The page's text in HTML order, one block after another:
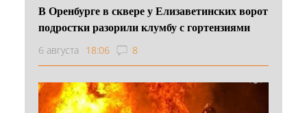
В Оренбурге в сквере у Елизаветинских ворот
подростки разорили клумбу с гортензиями
6 августа 18:06 8